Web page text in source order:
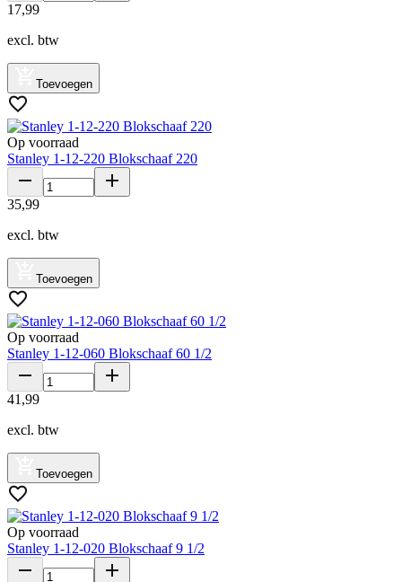
17,99
excl. btw
Toevoegen
Op voorraad
Stanley 1-12-220 Blokschaaf 220
35,99
excl. btw
Toevoegen
Op voorraad
Stanley 1-12-060 Blokschaaf 60 1/2
41 ,99
excl. btw
Toevoegen
Op voorraad
Stanley 1-12-020 Blokschaaf 9 1/2